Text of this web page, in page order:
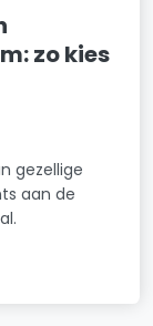
zo kies
gezellige
aan de